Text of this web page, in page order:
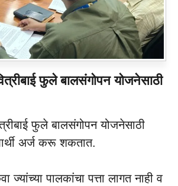
फुले बालसंगोपन योजनेसाठी
फुले बालसंगोपन योजनेसाठी
अर्ज करू शकतात.
ज्यांच्या पालकांचा पत्ता लागत नाही व